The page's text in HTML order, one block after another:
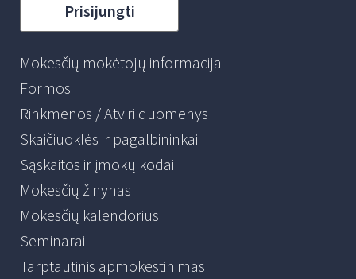
Prisijungti
Mokesčių mokėtojų informacija
Formos
Rinkmenos / Atviri duomenys
Skaičiuoklės ir pagalbininkai
Sąskaitos ir įmokų kodai
Mokesčių žinynas
Mokesčių kalendorius
Seminarai
Tarptautinis apmokestinimas